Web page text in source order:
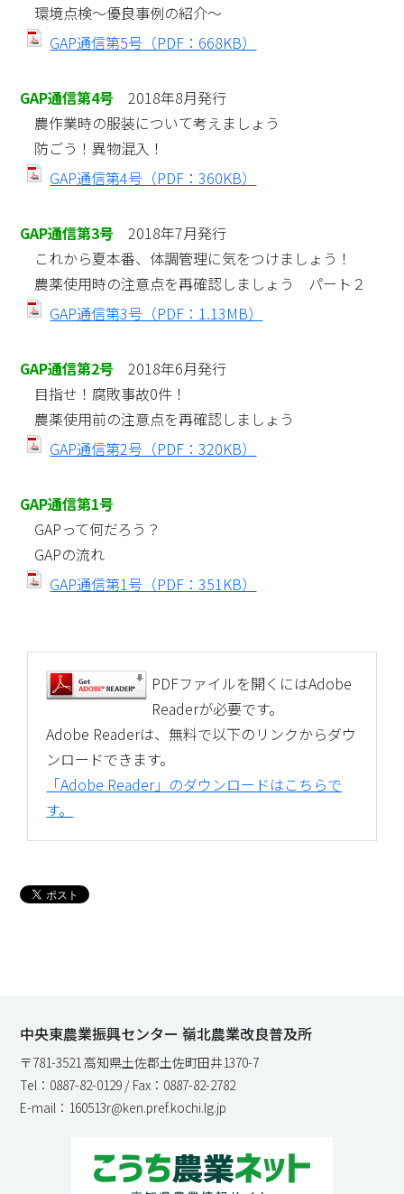
環境点検～優良事例の紹介～
GAP通信第5号（PDF：668KB）
GAP通信第4号 2018年8月発行
農作業時の服装について考えましょう
防ごう！異物混入！
GAP通信第4号（PDF：360KB）
GAP通信第3号 2018年7月発行
これから夏本番、体調管理に気をつけましょう！
農薬使用時の注意点を再確認しましょう パート２
GAP通信第3号（PDF：1.13MB）
GAP通信第2号 2018年6月発行
目指せ！腐敗事故0件！
農薬使用前の注意点を再確認しましょう
GAP通信第2号（PDF：320KB）
GAP通信第1号
GAPって何だろう？
GAPの流れ
GAP通信第1号（PDF：351KB）
PDFファイルを開くにはAdobe
Readerが必要です。
Adobe Readerは、無料で以下のリンクからダウ
ンロードできます。
「Adobe Reader」のダウンロードはこちらで
す。
中央東農業振興センター 嶺北農業改良普及所
〒781-3521 高知県土佐郡土佐町田井1370-7
Tel：0887-82-0129 / Fax：0887-82-2782
E-mail：160513r@ken.pref.kochi.lg.jp